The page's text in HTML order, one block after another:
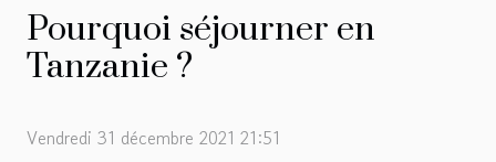
Pourquoi séjourner en
Tanzanie ?
Vendredi 31 décembre 2021 21:51